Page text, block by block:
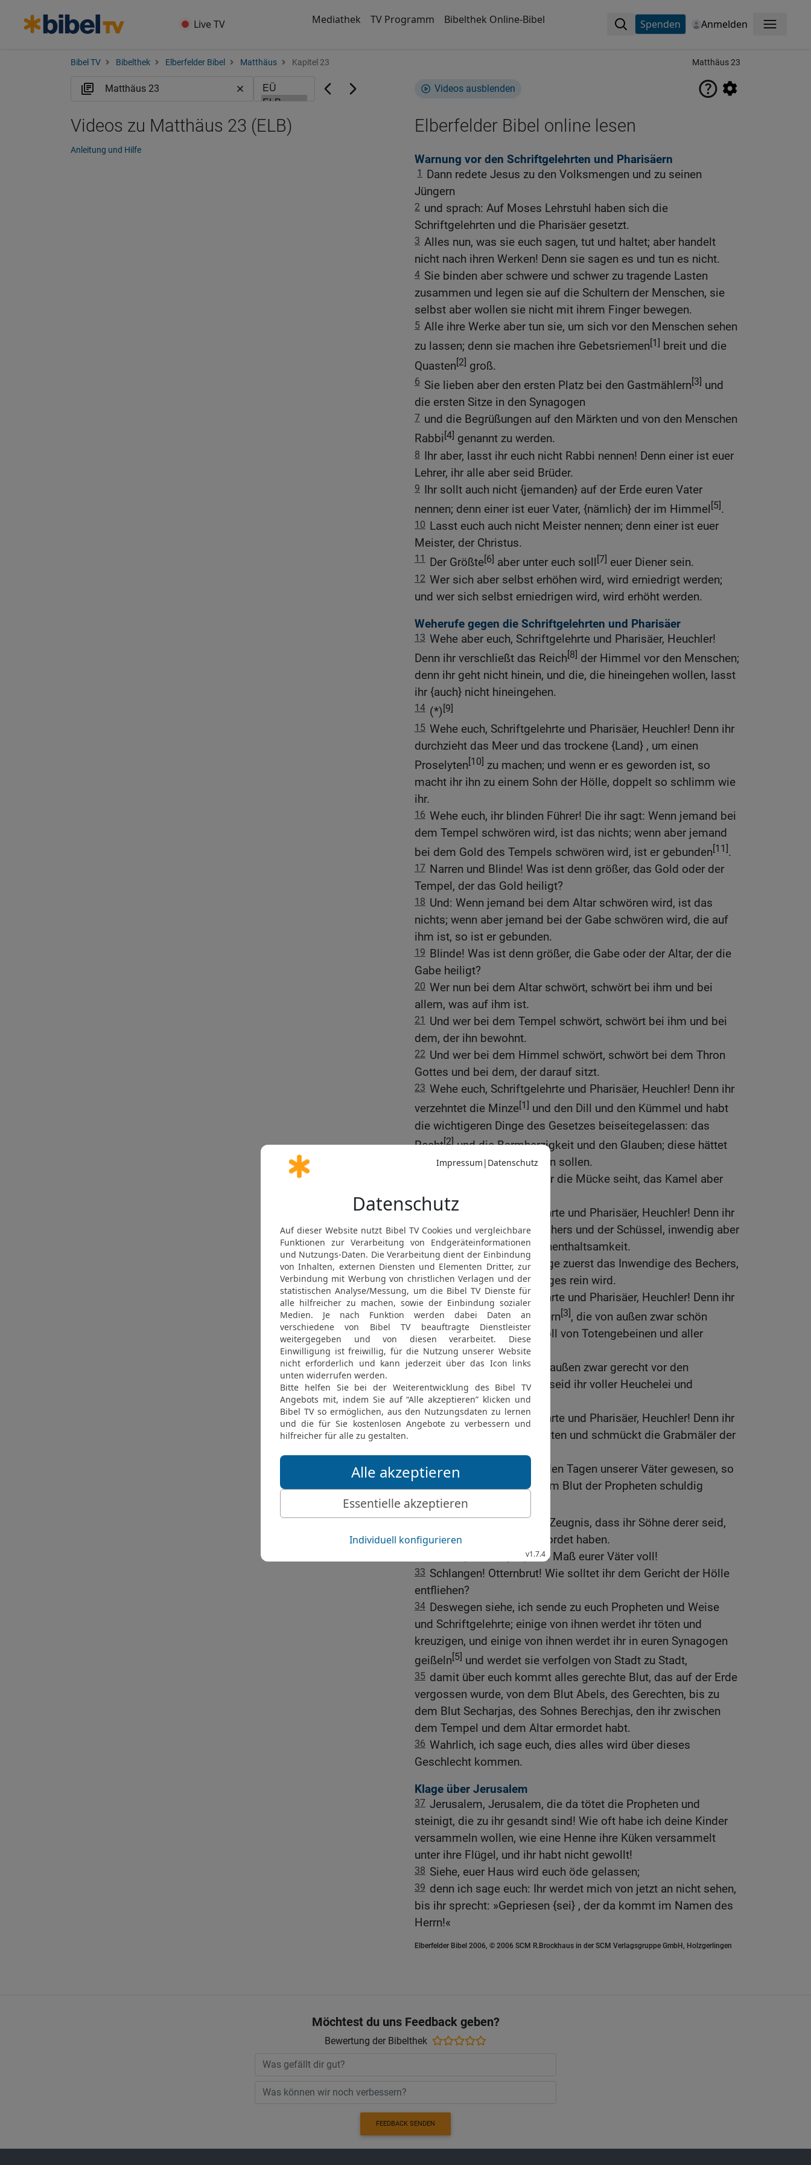
Live TV Mediathek TV Programm Bibelthek Online-Bibel Spenden Anmelden Menü
Bibel TV Bibelthek Elberfelder Bibel Matthäus Kapitel 23 Matthäus 23
Videos ausblenden
Elberfelder Bibel online lesen
Warnung vor den Schriftgelehrten und Pharisäern
1
Dann redete Jesus zu den Volksmengen und zu seinen
Jüngern
2 und sprach: Auf Moses Lehrstuhl haben sich die
Schriftgelehrten und die Pharisäer gesetzt.
3 Alles nun, was sie euch sagen, tut und haltet; aber handelt
nicht nach ihren Werken! Denn sie sagen es und tun es nicht.
4 Sie binden aber schwere und schwer zu tragende Lasten
zusammen und legen sie auf die Schultern der Menschen, sie
selbst aber wollen sie nicht mit ihrem Finger bewegen.
5 Alle ihre Werke aber tun sie, um sich vor den Menschen sehen
zu lassen; denn sie machen ihre Gebetsriemen[1] breit und die
Quasten[2] groß.
6 Sie lieben aber den ersten Platz bei den Gastmählern[3] und
die ersten Sitze in den Synagogen
7 und die Begrüßungen auf den Märkten und von den Menschen
Rabbi [4] genannt zu werden.
8 Ihr aber, lasst ihr euch nicht Rabbi nennen! Denn einer ist euer
Lehrer, ihr alle aber seid Brüder.
9 Ihr sollt auch nicht {jemanden} auf der Erde euren Vater
nennen; denn einer ist euer Vater, {nämlich} der im Himmel [5].
10 Lasst euch auch nicht Meister nennen; denn einer ist euer
Meister, der Christus.
11 Der Größte[6] aber unter euch soll[7] euer Diener sein.
12 Wer sich aber selbst erhöhen wird, wird erniedrigt werden;
und wer sich selbst erniedrigen wird, wird erhöht werden.
Weherufe gegen die Schriftgelehrten und Pharisäer
13 Wehe aber euch, Schriftgelehrte und Pharisäer, Heuchler!
Denn ihr verschließt das Reich[8] der Himmel vor den Menschen;
denn ihr geht nicht hinein, und die, die hineingehen wollen, lasst
ihr {auch} nicht hineingehen.
14 (*)[9]
15 Wehe euch, Schriftgelehrte und Pharisäer, Heuchler! Denn ihr
durchzieht das Meer und das trockene {Land} , um einen
Proselyten[10] zu machen; und wenn er es geworden ist, so
macht ihr ihn zu einem Sohn der Hölle, doppelt so schlimm wie
ihr.
16 Wehe euch, ihr blinden Führer! Die ihr sagt: Wenn jemand bei
dem Tempel schwören wird, ist das nichts; wenn aber jemand
bei dem Gold des Tempels schwören wird, ist er gebunden[11].
17 Narren und Blinde! Was ist denn größer, das Gold oder der
Tempel, der das Gold heiligt?
18 Und: Wenn jemand bei dem Altar schwören wird, ist das
nichts; wenn aber jemand bei der Gabe schwören wird, die auf
ihm ist, so ist er gebunden.
19 Blinde! Was ist denn größer, die Gabe oder der Altar, der die
Gabe heiligt?
20 Wer nun bei dem Altar schwört, schwört bei ihm und bei
allem, was auf ihm ist.
21
Und wer bei dem Tempel schwört, schwört bei ihm und bei
dem, der ihn bewohnt.
22 Und wer bei dem Himmel schwört, schwört bei dem Thron
Gottes und bei dem, der darauf sitzt.
23 Wehe euch, Schriftgelehrte und Pharisäer, Heuchler! Denn ihr
verzehntet die Minze[1] und den Dill und den Kümmel und habt
die wichtigeren Dinge des Gesetzes beiseitegelassen: das
Recht[2]und die Barmherzigkeit und den Glauben; diese hättet
ihr tun und jene nicht lassen sollen.
Ihr blinden Führer, die ihr die Mücke seiht, das Kamel aber
verschluckt!
25 Wehe euch, Schriftgelehrte und Pharisäer, Heuchler! Denn ihr
reinigt das Äußere des Bechers und der Schüssel, inwendig aber
sind sie voller Raub und Unenthaltsamkeit.
26 Blinder Pharisäer! Reinige zuerst das Inwendige des Bechers,
damit auch sein Auswendiges rein wird.
27 Wehe euch, Schriftgelehrte und Pharisäer, Heuchler! Denn ihr
gleicht übertünchten Gräbern[3], die von außen zwar schön
scheinen, inwendig aber voll von Totengebeinen und aller
Unreinheit sind.
28 So scheint auch ihr von außen zwar gerecht vor den
Menschen, von innen aber seid ihr voller Heuchelei und
Gesetzlosigkeit.
29 Wehe euch, Schriftgelehrte und Pharisäer, Heuchler! Denn ihr
baut die Gräber der Propheten und schmückt die Grabmäler der
Gerechten
30 und sagt: Wären wir in den Tagen unserer Väter gewesen, so
würden wir uns nicht an dem Blut der Propheten schuldig
gemacht haben
31 So gebt ihr euch selbst Zeugnis, dass ihr Söhne derer seid,
welche die Propheten ermordet haben.
Und ihr, macht {nur} das Maß eurer Väter voll!
33 Schlangen! Otternbrut! Wie solltet ihr dem Gericht der Hölle
entfliehen?
34 Deswegen siehe, ich sende zu euch Propheten und Weise
und Schriftgelehrte; einige von ihnen werdet ihr töten und
kreuzigen, und einige von ihnen werdet ihr in euren Synagogen
geißeln[5] und werdet sie verfolgen von Stadt zu Stadt,
35 damit über euch kommt alles gerechte Blut, das auf der Erde
vergossen wurde, von dem Blut Abels, des Gerechten, bis zu
dem Blut Secharjas, des Sohnes Berechjas, den ihr zwischen
dem Tempel und dem Altar ermordet habt.
36 Wahrlich, ich sage euch, dies alles wird über dieses
Geschlecht kommen.
Klage über Jerusalem
37 Jerusalem, Jerusalem, die da tötet die Propheten und
steinigt, die zu ihr gesandt sind! Wie oft habe ich deine Kinder
versammeln wollen, wie eine Henne ihre Küken versammelt
unter ihre Flügel, und ihr habt nicht gewollt!
38 Siehe, euer Haus wird euch öde gelassen;
39 denn ich sage euch: Ihr werdet mich von jetzt an nicht sehen,
bis ihr sprecht: »Gepriesen {sei} , der da kommt im Namen des
Herrn!«
Elberfelder Bibel 2006, © 2006 SCM R.Brockhaus in der SCM Verlagsgruppe GmbH, Holzgerlingen
Videos zu Matthäus 23 (ELB)
Anleitung und Hilfe
Möchtest du uns Feedback geben?
Bewertung der Bibelthek
FEEDBACK SENDEN